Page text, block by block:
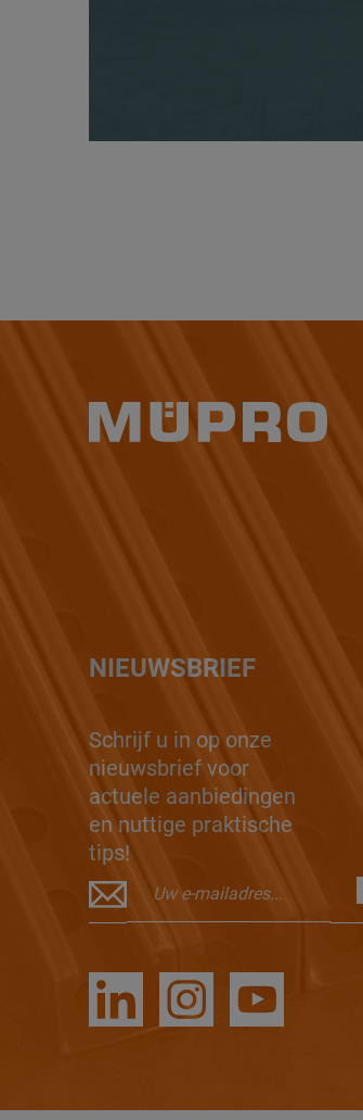
NIEUWSBRIEF
Schrijf u in op onze
nieuwsbrief voor
actuele aanbiedingen
en nuttige praktische
tips!